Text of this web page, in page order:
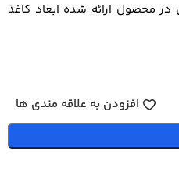
مقیاس در محصول ارائه شده ابعاد کاغذ
افزودن به علاقه مندی ها